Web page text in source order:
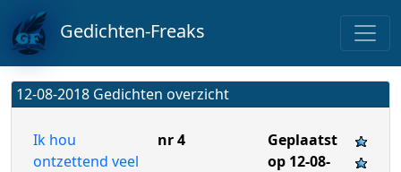
Gedichten-Freaks
12-08-2018 Gedichten overzicht
Ik hou
ontzettend veel
nr 4
Geplaatst
op 12-08-